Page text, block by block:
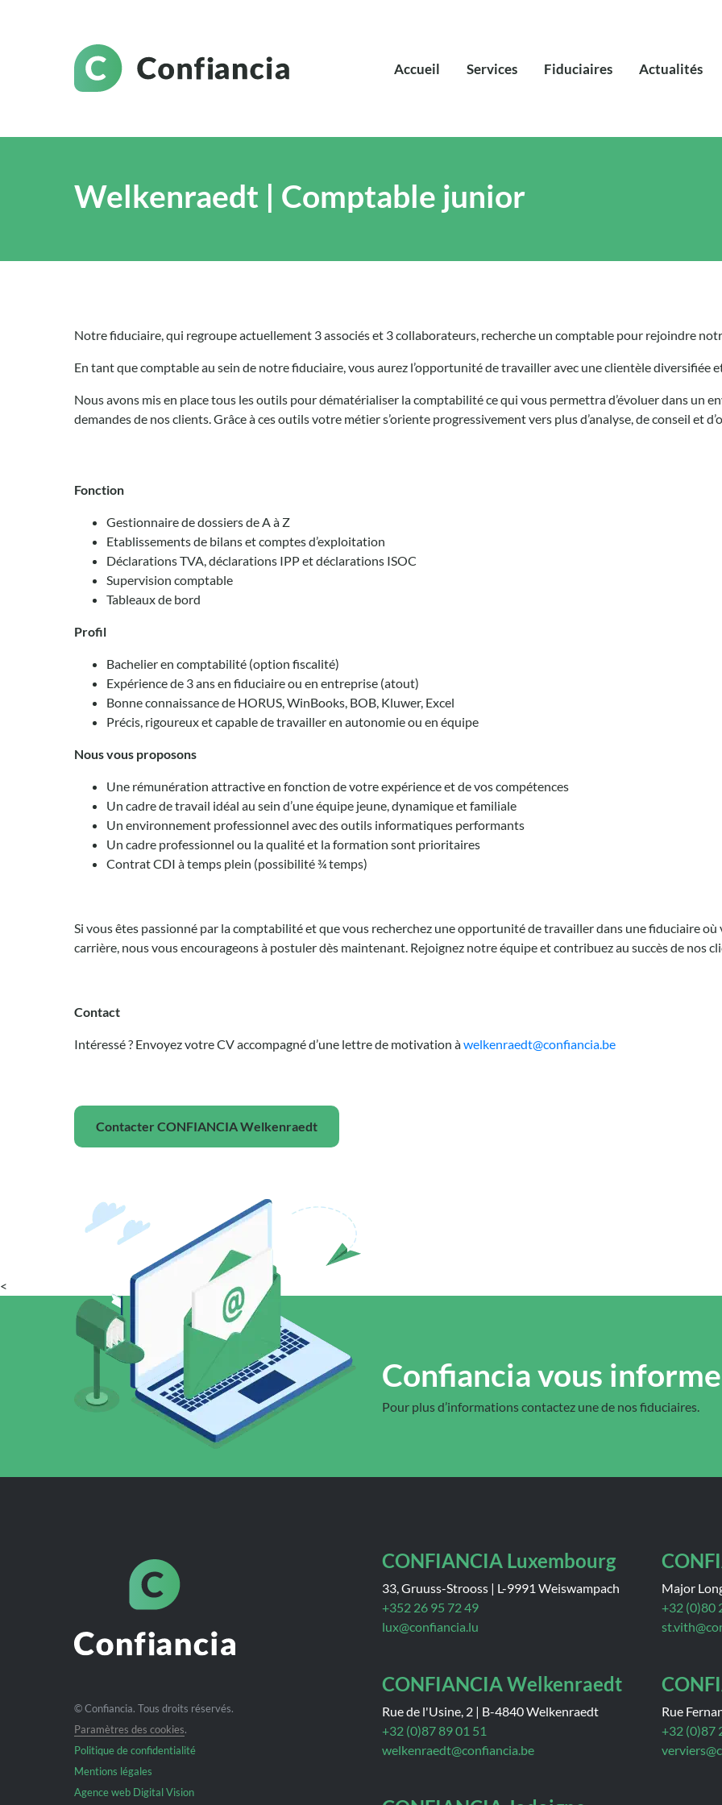
Accueil Services Fiduciaires Actualités
Welkenraedt | Comptable junior
Notre fiduciaire, qui regroupe actuellement 3 associés et 3 collaborateurs, recherche un comptable pour rejoindre
En tant que comptable au sein de notre fiduciaire, vous aurez l’opportunité de travailler avec une clientèle diversifiée
Nous avons mis en place tous les outils pour dématérialiser la comptabilité ce qui vous permettra d’évoluer dans un
demandes de nos clients. Grâce à ces outils votre métier s’oriente progressivement vers plus d’analyse, de conseil et
Fonction
Gestionnaire de dossiers de A à Z
Etablissements de bilans et comptes d’exploitation
Déclarations TVA, déclarations IPP et déclarations ISOC
Supervision comptable
Tableaux de bord
Profil
Bachelier en comptabilité (option fiscalité)
Expérience de 3 ans en fiduciaire ou en entreprise (atout)
Bonne connaissance de HORUS, WinBooks, BOB, Kluwer, Excel
Précis, rigoureux et capable de travailler en autonomie ou en équipe
Nous vous proposons
Une rémunération attractive en fonction de votre expérience et de vos compétences
Un cadre de travail idéal au sein d’une équipe jeune, dynamique et familiale
Un environnement professionnel avec des outils informatiques performants
Un cadre professionnel ou la qualité et la formation sont prioritaires
Contrat CDI à temps plein (possibilité ¾ temps)
Si vous êtes passionné par la comptabilité et que vous recherchez une opportunité de travailler dans une fiduciaire
carrière, nous vous encourageons à postuler dès maintenant. Rejoignez notre équipe et contribuez au succès de nos
Contact
Intéressé ? Envoyez votre CV accompagné d’une lettre de motivation àwelkenraedt@confiancia.be
Contacter CONFIANCIA Welkenraedt
<
Confiancia vous informe
Pour plus d’informations contactez une de nos fiduciaires.
© Confiancia. Tous droits réservés.
Paramètres des cookies.
Politique de confidentialité
Mentions légales
Agence web Digital Vision
CONFIANCIA Luxembourg
33, Gruuss-Strooss | L-9991 Weiswampach
+352 26 95 72 49
lux@confiancia.lu
Major
+32 (0)80
CONFIANCIA Welkenraedt
Rue de l'Usine, 2 | B-4840 Welkenraedt
+32 (0)87 89 01 51
welkenraedt@confiancia.be
Rue
+32 (0)87